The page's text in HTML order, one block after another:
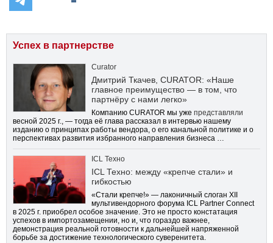
Успех в партнерстве
Curator
Дмитрий Ткачев, CURATOR: «Наше
главное преимущество — в том, что
партнёру с нами легко»
Компанию CURATOR мы уже представляли
весной 2025 г., — тогда её глава рассказал в интервью нашему
изданию о принципах работы вендора, о его канальной политике и о
перспективах развития избранного направления бизнеса …
ICL Техно
ICL Техно: между «крепче стали» и
гибкостью
«Стали крепче!» — лаконичный слоган XII
мультивендорного форума ICL Partner Connect
в 2025 г. приобрел особое значение. Это не просто констатация
успехов в импортозамещении, но и, что гораздо важнее,
демонстрация реальной готовности к дальнейшей напряженной
борьбе за достижение технологического суверенитета.